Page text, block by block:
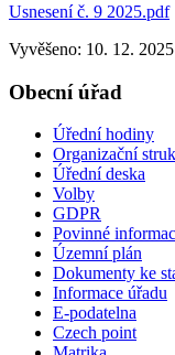
Usnesení č. 9 2025.pdf
Vyvěšeno: 10. 12. 2025
Obecní úřad
Úřední hodiny
Organizační
Úřední deska
Volby
GDPR
Povinné
Územní plán
Dokumenty ke
Informace úřadu
E-podatelna
Czech point